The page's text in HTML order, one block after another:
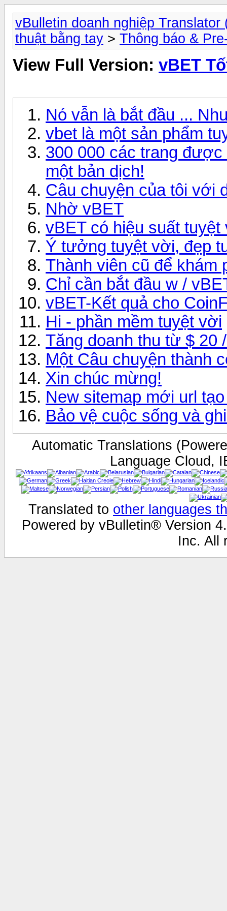
vBulletin doanh nghiệp
thuật bằng tay > Thông báo &
View Full Version: vBET
Nó vẫn là bắt đầu ...
vbet là một sản phẩm
300 000 các trang
một bản dịch!
Câu chuyện của tôi với
Nhờ vBET
vBET có hiệu suất tuyệt
Ý tưởng tuyệt vời, đẹp
Thành viên cũ để khám
Chỉ cần bắt đầu w /
vBET-Kết quả cho
Hi - phần mềm tuyệt vời
Tăng doanh thu từ $ 20
Một Câu chuyện thành
Xin chúc mừng!
New sitemap mới url
Bảo vệ cuộc sống và
Automatic Translations
Language Cloud,
Translated to other languages
Powered by vBulletin® Version
Inc. All